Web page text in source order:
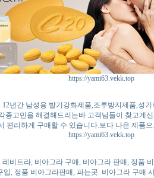
https://yami63.vekk.top
년간 남성용 발기강화제품,조루방지제품,성
고민을 해결해드리는바 고객님들이 찾고
편리하게 구매할 수 있습니다.보다 나은 제품
https://yami63.vekk.top
비트라, 비아그라 구매, 비아그라 판매, 정
, 정품 비아그라판매, 파는곳. 비아그라 구